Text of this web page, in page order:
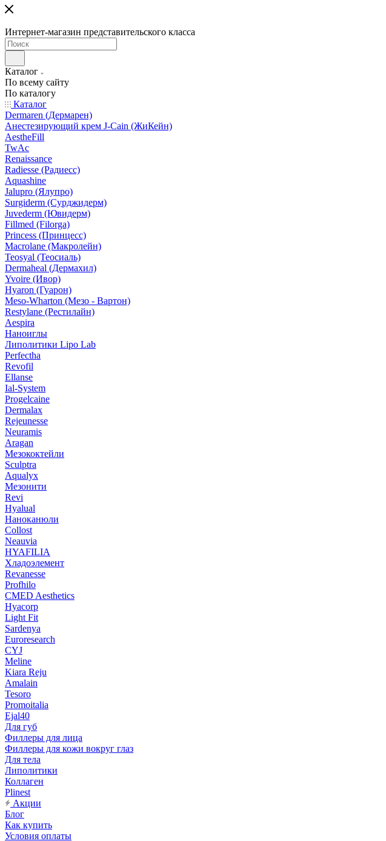
Интернет-магазин представительского класса
Каталог
По всему сайту
По каталогу
Каталог
Dermaren (Дермарен)
Анестезирующий крем J-Cain (ЖиКейн)
AestheFill
TwAc
Renaissance
Radiesse (Радиесс)
Aquashine
Jalupro (Ялупро)
Surgiderm (Сурджидерм)
Juvederm (Ювидерм)
Fillmed (Filorga)
Princess (Принцесс)
Macrolane (Макролейн)
Teosyal (Теосиаль)
Dermaheal (Дермахил)
Yvoire (Ивор)
Hyaron (Гуарон)
Meso-Wharton (Мезо - Вартон)
Restylane (Рестилайн)
Aespira
Наноиглы
Липолитики Lipo Lab
Perfectha
Revofil
Ellanse
Ial-System
Progelcaine
Dermalax
Rejeunesse
Neuramis
Aragan
Мезококтейли
Sculptra
Aqualyx
Мезонити
Revi
Hyalual
Наноканюли
Collost
Neauvia
HYAFILIA
Хладоэлемент
Revanesse
Profhilo
CMED Aesthetics
Hyacorp
Light Fit
Sardenya
Euroresearch
CYJ
Meline
Kiara Reju
Amalain
Tesoro
Promoitalia
Ejal40
Для губ
Филлеры для лица
Филлеры для кожи вокруг глаз
Для тела
Липолитики
Коллаген
Plinest
Акции
Блог
Как купить
Условия оплаты